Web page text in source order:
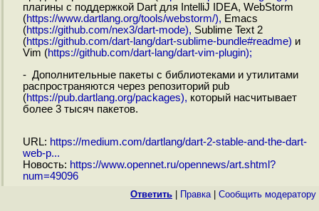
плагины с поддержкой Dart для IntelliJ IDEA, WebStorm
(https://www.dartlang.org/tools/webstorm/), Emacs
(https://github.com/nex3/dart-mode), Sublime Text 2
(https://github.com/dart-lang/dart-sublime-bundle#readme) и
Vim (https://github.com/dart-lang/dart-vim-plugin);
- Дополнительные пакеты с библиотеками и утилитами
распространяются через репозиторий pub
(https://pub.dartlang.org/packages), который насчитывает
более 3 тысяч пакетов.
URL: https://medium.com/dartlang/dart-2-stable-and-the-dart-
web-p...
Новость: https://www.opennet.ru/opennews/art.shtml?
num=49096
Ответить Правка| Cообщить модератору